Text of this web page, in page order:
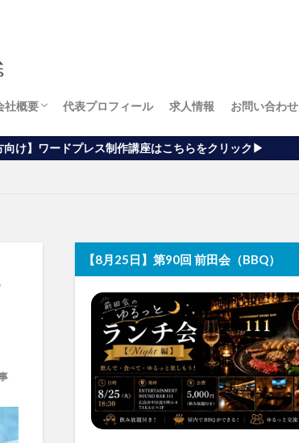
社概要
経営理念
代表プロフィール 求人情報 お問い合わせ
ス制作講座はこちらをクリック▶
【8月25日】第90回 前田会（BBQ）